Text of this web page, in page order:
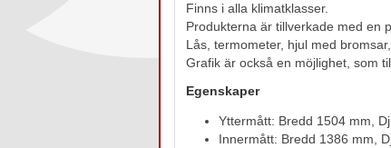
Finns i alla klimatklasser.
Produkterna är tillverkade med en
Lås, termometer, hjul med
Grafik är också en möjlighet, som
Egenskaper
Yttermått: Bredd 1504 mm,
Innermått: Bredd 1386 mm,